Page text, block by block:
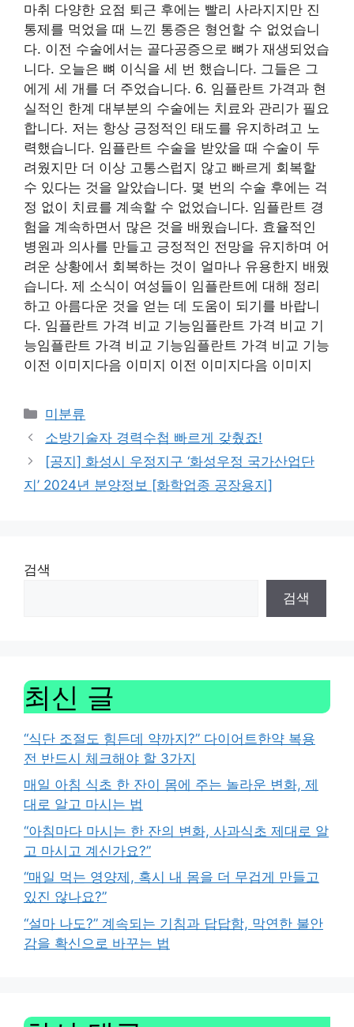
마취 다양한 요점 퇴근 후에는 빨리 사라지지만 진
통제를 먹었을 때 느낀 통증은 형언할 수 없었습니
다. 이전 수술에서는 골다공증으로 뼈가 재생되었습
니다. 오늘은 뼈 이식을 세 번 했습니다. 그들은 그
에게 세 개를 더 주었습니다. 6. 임플란트 가격과 현
실적인 한계 대부분의 수술에는 치료와 관리가 필요
합니다. 저는 항상 긍정적인 태도를 유지하려고 노
력했습니다. 임플란트 수술을 받았을 때 수술이 두
려웠지만 더 이상 고통스럽지 않고 빠르게 회복할
수 있다는 것을 알았습니다. 몇 번의 수술 후에는 걱
정 없이 치료를 계속할 수 없었습니다. 임플란트 경
험을 계속하면서 많은 것을 배웠습니다. 효율적인
병원과 의사를 만들고 긍정적인 전망을 유지하며 어
려운 상황에서 회복하는 것이 얼마나 유용한지 배웠
습니다. 제 소식이 여성들이 임플란트에 대해 정리
하고 아름다운 것을 얻는 데 도움이 되기를 바랍니
다. 임플란트 가격 비교 기능임플란트 가격 비교 기
능임플란트 가격 비교 기능임플란트 가격 비교 기능
이전 이미지다음 이미지 이전 이미지다음 이미지
Categories
미분류
소방기술자 경력수첩 빠르게 갖췄죠!
[공지] 화성시 우정지구 ‘화성우정 국가산업단
지’ 2024년 분양정보 [화학업종 공장용지]
검색
검색
최신 글
“식단 조절도 힘든데 약까지?” 다이어트한약 복용
전 반드시 체크해야 할 3가지
매일 아침 식초 한 잔이 몸에 주는 놀라운 변화, 제
대로 알고 마시는 법
“아침마다 마시는 한 잔의 변화, 사과식초 제대로 알
고 마시고 계신가요?”
“매일 먹는 영양제, 혹시 내 몸을 더 무겁게 만들고
있진 않나요?”
“설마 나도?” 계속되는 기침과 답답함, 막연한 불안
감을 확신으로 바꾸는 법